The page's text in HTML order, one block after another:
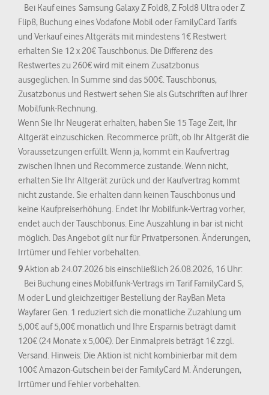
Bei Kauf eines Samsung Galaxy Z Fold8, Z Fold8 Ultra oder Z
Flip8, Buchung eines Vodafone Mobil oder FamilyCard Tarifs
und Verkauf eines Altgeräts mit mindestens 1€ Restwert
erhalten Sie 12 x 20€ Tauschbonus. Die Differenz des
Restwertes zu 260€ wird mit einem Zusatzbonus
ausgeglichen. In Summe sind das 500€. Tauschbonus,
Zusatzbonus und Restwert sehen Sie als Gutschriften auf Ihrer
Mobilfunk-Rechnung.
Wenn Sie Ihr Neugerät erhalten, haben Sie 15 Tage Zeit, Ihr
Altgerät einzuschicken. Recommerce prüft, ob Ihr Altgerät die
Voraussetzungen erfüllt. Wenn ja, kommt ein Kaufvertrag
zwischen Ihnen und Recommerce zustande. Wenn nicht,
erhalten Sie Ihr Altgerät zurück und der Kaufvertrag kommt
nicht zustande. Sie erhalten dann keinen Tauschbonus und
keine Kaufpreiserhöhung. Endet Ihr Mobilfunk-Vertrag vorher,
endet auch der Tauschbonus. Eine Auszahlung in bar ist nicht
möglich. Das Angebot gilt nur für Privatpersonen. Änderungen,
Irrtümer und Fehler vorbehalten.
9Aktion ab 24.07.2026 bis einschließlich 26.08.2026, 16 Uhr:
Bei Buchung eines Mobilfunk-Vertrags im Tarif FamilyCard S,
M oder L und gleichzeitiger Bestellung der RayBan Meta
Wayfarer Gen. 1 reduziert sich die monatliche Zuzahlung um
5,00€ auf 5,00€ monatlich und Ihre Ersparnis beträgt damit
120€ (24 Monate x 5,00€). Der Einmalpreis beträgt 1€ zzgl.
Versand. Hinweis: Die Aktion ist nicht kombinierbar mit dem
100€ Amazon-Gutschein bei der FamilyCard M. Änderungen,
Irrtümer und Fehler vorbehalten.